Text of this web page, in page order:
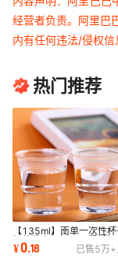
经营者负责。阿里巴
内有任何违法/侵权信
热门推荐
【135ml】南单一次性
招待航空杯加厚硬塑料杯
杯果汁杯酒杯
¥0.18 已售5万+